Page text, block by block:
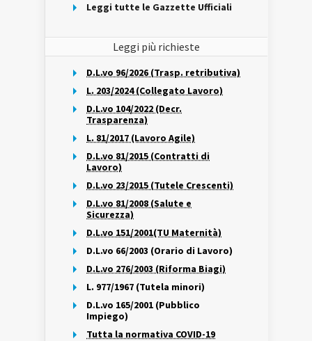
Leggi tutte le Gazzette Ufficiali
Leggi più richieste
D.L.vo 96/2026 (Trasp. retributiva)
L. 203/2024 (Collegato Lavoro)
D.L.vo 104/2022 (Decr.
Trasparenza)
L. 81/2017 (Lavoro Agile)
D.L.vo 81/2015 (Contratti di
Lavoro)
D.L.vo 23/2015 (Tutele Crescenti)
D.L.vo 81/2008 (Salute e
Sicurezza)
D.L.vo 151/2001(TU Maternità)
D.L.vo 66/2003 (Orario di Lavoro)
D.L.vo 276/2003 (Riforma Biagi)
L. 977/1967 (Tutela minori)
D.L.vo 165/2001 (Pubblico
Impiego)
Tutta la normativa COVID-19